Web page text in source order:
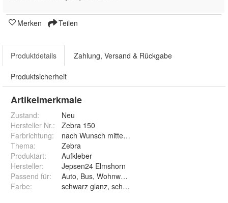
Merken Teilen
Produktdetails Zahlung, Versand & Rückgabe
Produktsicherheit
Artikelmerkmale
Zustand:
Neu
Hersteller Nr.:
Zebra 150
Farbrichtung:
nach Wunsch mitteilen
Thema:
Zebra
Produktart:
Aufkleber
Hersteller:
Jepsen24 Elmshorn
Passend für:
Auto, Bus, Wohnwagen, Wand, Fenster
Farbe: